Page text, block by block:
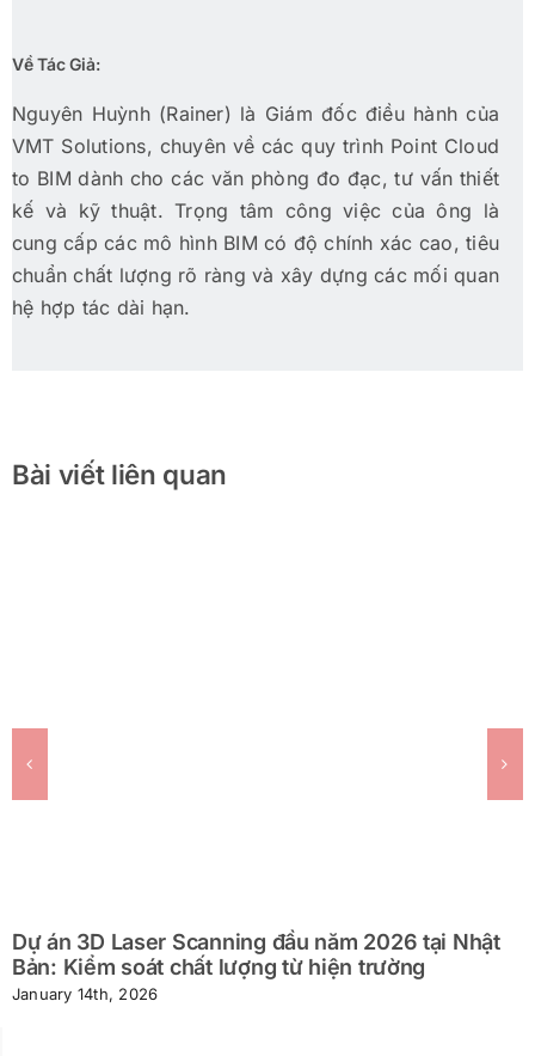
Về Tác Giả:
Nguyên Huỳnh (Rainer) là Giám đốc điều hành của
VMT Solutions, chuyên về các quy trình Point Cloud
to BIM dành cho các văn phòng đo đạc, tư vấn thiết
kế và kỹ thuật. Trọng tâm công việc của ông là
cung cấp các mô hình BIM có độ chính xác cao, tiêu
chuẩn chất lượng rõ ràng và xây dựng các mối quan
hệ hợp tác dài hạn.
Bài viết liên quan
Dự án 3D Laser Scanning đầu năm 2026 tại Nhật
Bản: Kiểm soát chất lượng từ hiện trường
January 14th, 2026